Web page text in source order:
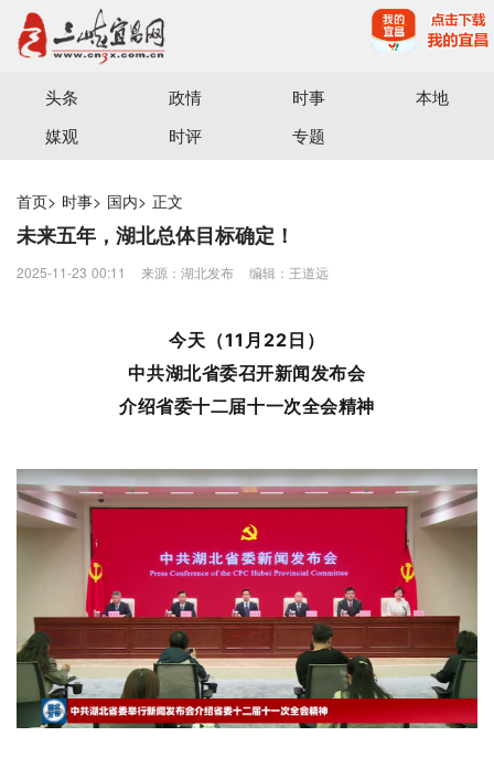
宜昌三峡融媒体中心主办
头条 政情 时事
本地
媒观
时评 专题
首页> 时事> 国内> 正文
未来五年，湖北总体目标确定！
2025-11-23 00:11 来源：湖北发布 编辑：王道远
今天（11月22日 ）
中共湖北省委召开新闻发布会
介绍省委十二届十一次全会精神